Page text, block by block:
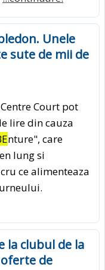
Unele
sute de mii de
Court pot
lire din cauza
nture", care
lung si
ce alimenteaza
la clubul de la
de